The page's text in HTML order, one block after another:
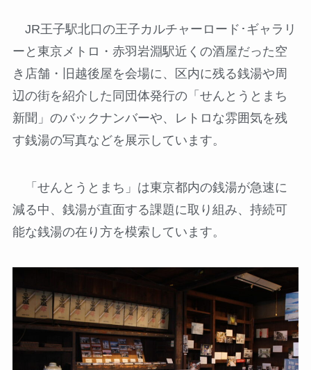
JR王子駅北口の王子カルチャーロード･ギャラリ
ーと東京メトロ・赤羽岩淵駅近くの酒屋だった空
き店舗・旧越後屋を会場に、区内に残る銭湯や周
辺の街を紹介した同団体発行の「せんとうとまち
新聞」のバックナンバーや、レトロな雰囲気を残
す銭湯の写真などを展示しています。
「せんとうとまち」は東京都内の銭湯が急速に
減る中、銭湯が直面する課題に取り組み、持続可
能な銭湯の在り方を模索しています。